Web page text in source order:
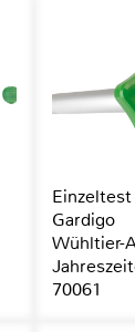
Einzeltest
Gardigo
Wühltier-
70061